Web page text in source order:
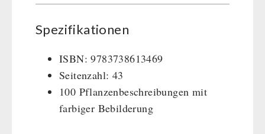
Spezifikationen
ISBN: 9783738613469
Seitenzahl: 43
100 Pflanzenbeschreibungen mit
farbiger Bebilderung